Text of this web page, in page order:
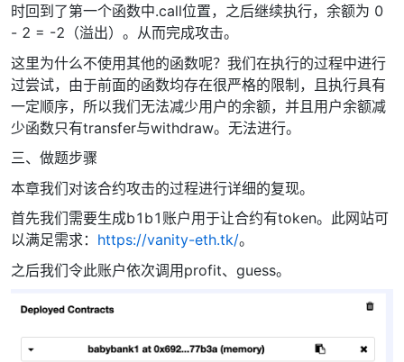
时回到了第一个函数中.call位置，之后继续执行，余额为 0
- 2 = -2（溢出）。从而完成攻击。
这里为什么不使用其他的函数呢？我们在执行的过程中进行
过尝试，由于前面的函数均存在很严格的限制，且执行具有
一定顺序，所以我们无法减少用户的余额，并且用户余额减
少函数只有transfer与withdraw。无法进行。
三、做题步骤
本章我们对该合约攻击的过程进行详细的复现。
首先我们需要生成b1b1账户用于让合约有token。此网站可
以满足需求： https://vanity-eth.tk/。
之后我们令此账户依次调用profit、guess。